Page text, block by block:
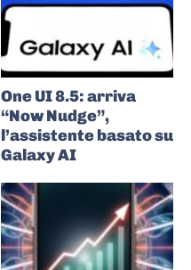
One UI 8.5: arriva
“Now Nudge”,
l’assistente basato su
Galaxy AI